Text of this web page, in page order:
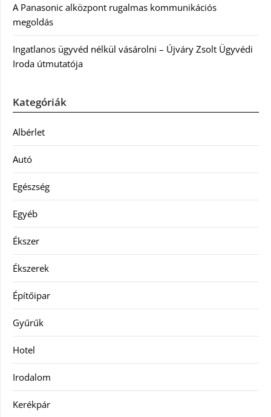
A Panasonic alközpont rugalmas kommunikációs
megoldás
Ingatlanos ügyvéd nélkül vásárolni – Újváry Zsolt Ügyvédi
Iroda útmutatója
Kategóriák
Albérlet
Autó
Egészség
Egyéb
Ékszer
Ékszerek
Építőipar
Gyűrűk
Hotel
Irodalom
Kerékpár